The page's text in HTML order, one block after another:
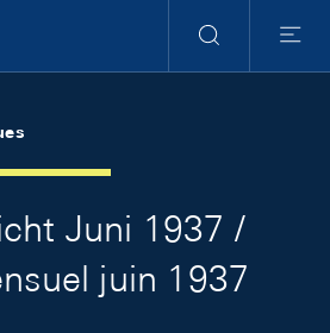
RechercheMenu
Juni 1937 /
juin 1937